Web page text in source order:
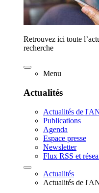
Retrouvez ici toute
recherche
Menu
Actualités
Actualités de
Publications
Agenda
Espace presse
Newsletter
Flux RSS et
Actualités
Actualités de